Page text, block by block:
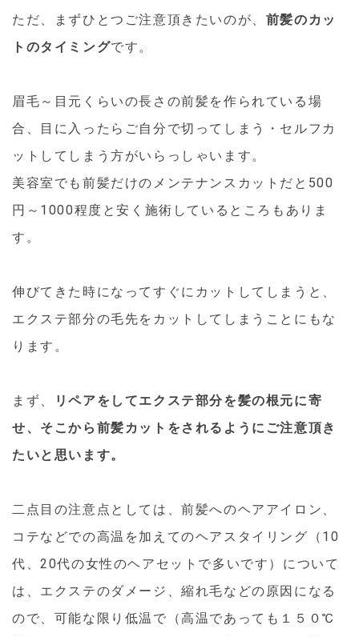
ただ、まずひとつご注意頂きたいのが、 前髪のカッ
トのタイミングです。
眉毛～目元くらいの長さの前髪を作られている場
合、目に入ったらご自分で切ってしまう・セルフカ
ットしてしまう方がいらっしゃいます。
美容室でも前髪だけのメンテナンスカットだと500
円～1000程度と安く施術しているところもありま
す。
伸びてきた時になってすぐにカットしてしまうと、
エクステ部分の毛先をカットしてしまうことにもな
ります。
まず、
リペアをしてエクステ部分を髪の根元に寄
せ、そこから前髪カットをされるようにご注意頂き
たいと思います。
二点目の注意点としては、前髪へのヘアアイロン、
コテなどでの高温を加えてのヘアスタイリング（10
代、20代の女性のヘアセットで多いです）について
は、エクステのダメージ、縮れ毛などの原因になる
ので、可能な限り低温で（高温であっても１５０℃